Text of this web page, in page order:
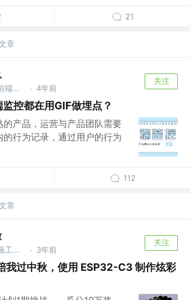
21
章
公众号：前端南玖 · 4年前
关注
控都在用GIF做埋点？
的产品，运营与产品团队需要
的行为记录，通过用户的行为
112
章
嵌入式高级工程师 @南京汇尚网络科技有限公司 · 3年前
关注
我过中秋，使用 ESP32-C3 制作炫彩